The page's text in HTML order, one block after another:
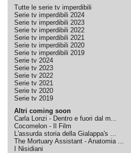
Tutte le serie tv imperdibili
Serie tv imperdibili 2024
Serie tv imperdibili 2023
Serie tv imperdibili 2022
Serie tv imperdibili 2021
Serie tv imperdibili 2020
Serie tv imperdibili 2019
Serie tv 2024
Serie tv 2023
Serie tv 2022
Serie tv 2021
Serie tv 2020
Serie tv 2019
Altri coming soon
Carla Lonzi - Dentro e fuori dal m...
Cocomelon - Il Film
L'assurda storia della Gialappa's ...
The Mortuary Assistant - Anatomia ...
I Nisidiani